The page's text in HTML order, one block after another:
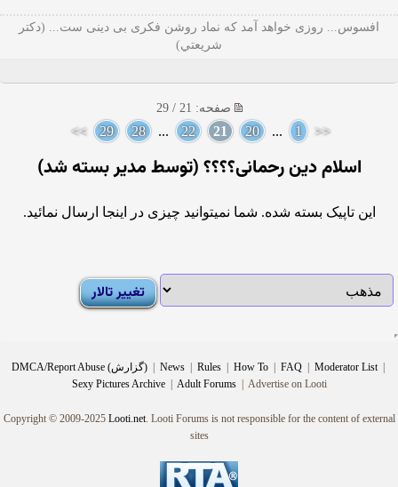
افسوس... روزی خواهد آمد که نماد روشن فکری بی دینی ست... (دكتر
شريعتي)
صفحه: 21 / 29
<<
1
...
20
21
22
...
28
29
>>
اسلام دین رحمانی؟؟؟؟ (توسط مدیر بسته شد)
این تاپیک بسته شده. شما نمیتوانید چیزی در اینجا ارسال نمائید.
DMCA/Report Abuse (گزارش) | News | Rules | How To | FAQ | Moderator List |
Sexy Pictures Archive | Adult Forums |Advertise on Looti
Copyright © 2009-2025 Looti.net. Looti Forums is not responsible for the content of external
sites